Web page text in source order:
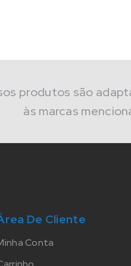
produtos são
às marcas
De Cliente
Conta